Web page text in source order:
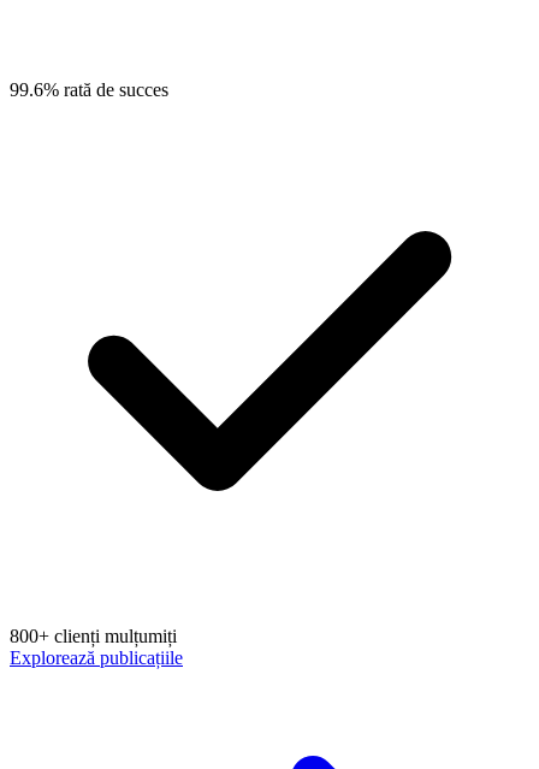
99.6% rată de succes
800+ clienți mulțumiți
Explorează publicațiile